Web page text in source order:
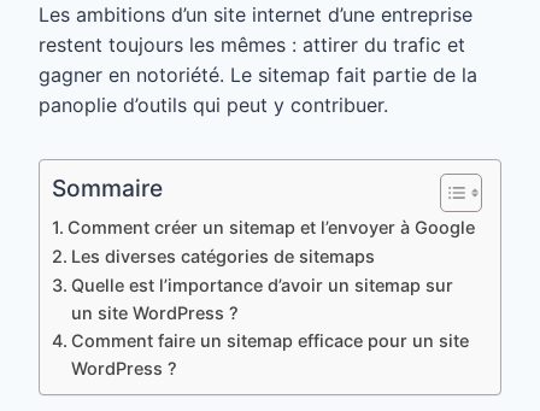
Les ambitions d’un site internet d’une entreprise
restent toujours les mêmes : attirer du trafic et
gagner en notoriété. Le sitemap fait partie de la
panoplie d’outils qui peut y contribuer.
Sommaire
Comment créer un sitemap et l’envoyer à Google
Les diverses catégories de sitemaps
Quelle est l’importance d’avoir un sitemap sur
un site WordPress ?
Comment faire un sitemap efficace pour un site
WordPress ?